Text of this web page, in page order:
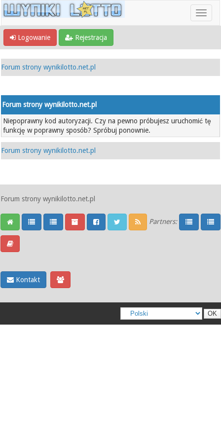
Logowanie Rejestracja
Forum strony wynikilotto.net.pl
Forum strony wynikilotto.net.pl
Niepoprawny kod autoryzacji. Czy na pewno próbujesz uruchomić tę
funkcję w poprawny sposób? Spróbuj ponownie.
Forum strony wynikilotto.net.pl
Forum strony wynikilotto.net.pl
Partners:
Kontakt